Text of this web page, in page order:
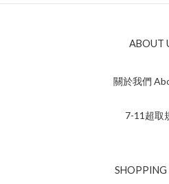
ABOUT
關於我們
7-11超取
SHOPPING